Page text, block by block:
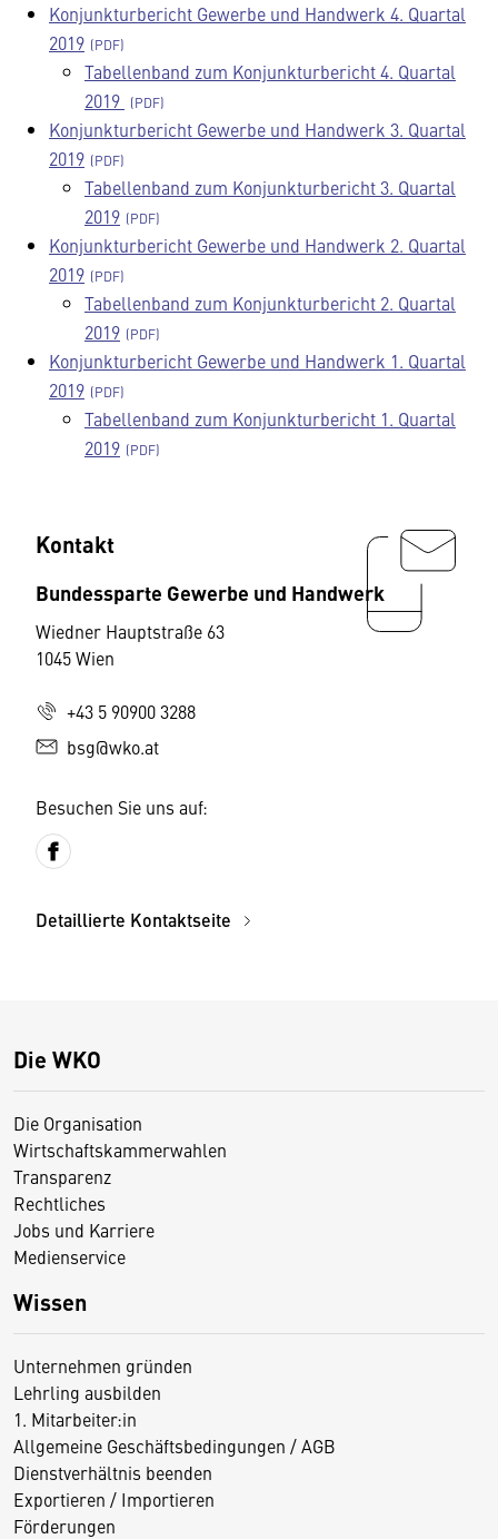
Konjunkturbericht Gewerbe und Handwerk 4. Quartal
2019
Tabellenband zum Konjunkturbericht 4. Quartal
2019
Konjunkturbericht Gewerbe und Handwerk 3. Quartal
2019
Tabellenband zum Konjunkturbericht 3. Quartal
2019
Konjunkturbericht Gewerbe und Handwerk 2. Quartal
2019
Tabellenband zum Konjunkturbericht 2. Quartal
2019
Konjunkturbericht Gewerbe und Handwerk 1. Quartal
2019
Tabellenband zum Konjunkturbericht 1. Quartal
2019
Kontakt
Bundessparte Gewerbe und Handwerk
Wiedner Hauptstraße 63
1045 Wien
+43 5 90900 3288
bsg@wko.at
Besuchen Sie uns auf:
Detaillierte Kontaktseite
Die WKO
Die Organisation
Wirtschaftskammerwahlen
Transparenz
Rechtliches
Jobs und Karriere
Medienservice
Wissen
Unternehmen gründen
Lehrling ausbilden
1. Mitarbeiter:in
Allgemeine Geschäftsbedingungen / AGB
Dienstverhältnis beenden
Exportieren / Importieren
Förderungen